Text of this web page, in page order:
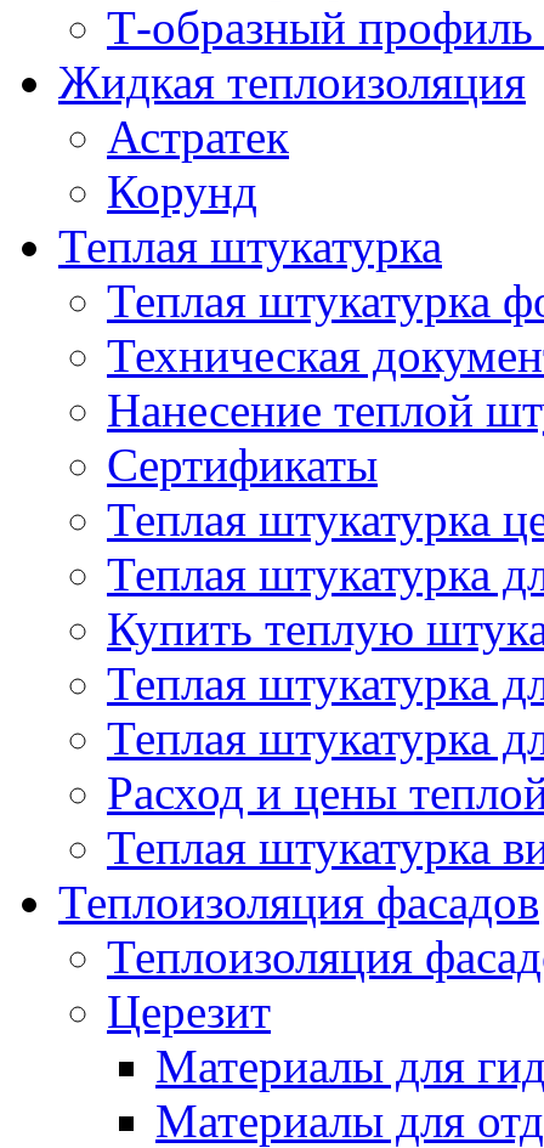
Т-образный
Жидкая теплоизоляция
Астратек
Корунд
Теплая штукатурка
Теплая штукатурка
Техническая
Нанесение теплой
Сертификаты
Теплая штукатурка
Теплая штукатурка
Купить теплую
Теплая штукатурка
Теплая штукатурка
Расход и цены
Теплая штукатурка
Теплоизоляция фасадов
Теплоизоляция
Церезит
Материалы для
Материалы для